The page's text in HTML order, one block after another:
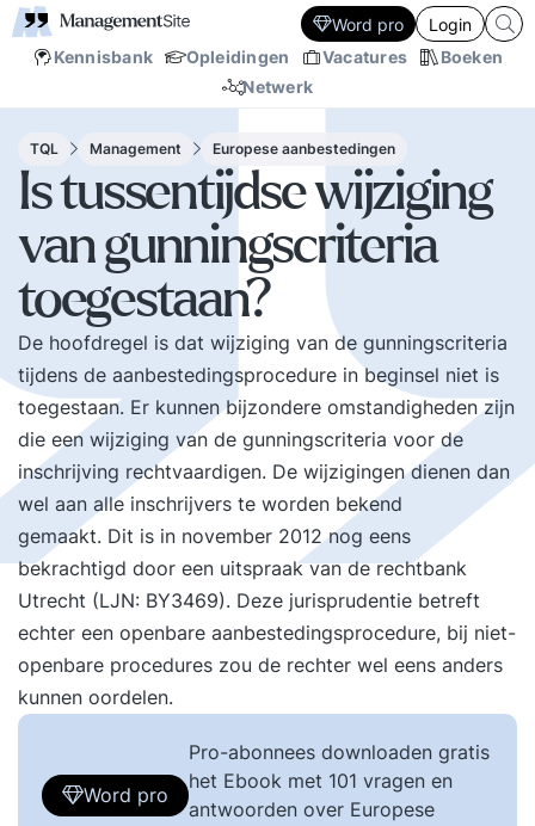
Kennisbank Opleidingen Vacatures
Boeken
Netwerk
Word pro Login
TQL Management Europese aanbestedingen
Is tussentijdse wijziging
van gunningscriteria
toegestaan?
De hoofdregel is dat wijziging van de gunningscriteria
tijdens de aanbestedingsprocedure in beginsel niet is
toegestaan. Er kunnen bijzondere omstandigheden zijn
die een wijziging van de gunningscriteria voor de
inschrijving rechtvaardigen. De wijzigingen dienen dan
wel aan alle inschrijvers te worden bekend
gemaakt. Dit is in november 2012 nog eens
bekrachtigd door een uitspraak van de rechtbank
Utrecht (LJN: BY3469). Deze jurisprudentie betreft
echter een openbare aanbestedingsprocedure, bij niet-
openbare procedures zou de rechter wel eens anders
kunnen oordelen.
Word pro
Pro-abonnees downloaden gratis
het Ebook met 101 vragen en
antwoorden over Europese